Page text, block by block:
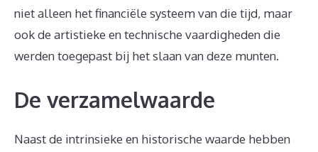
niet alleen het financiële systeem van die tijd, maar
ook de artistieke en technische vaardigheden die
werden toegepast bij het slaan van deze munten.
De verzamelwaarde
Naast de intrinsieke en historische waarde hebben